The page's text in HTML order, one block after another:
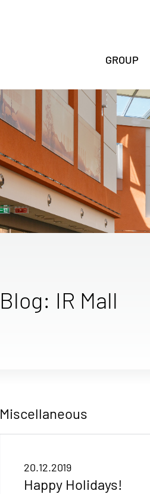
GROUP
Blog: IR Mall
Miscellaneous
20.12.2019
Happy Holidays!